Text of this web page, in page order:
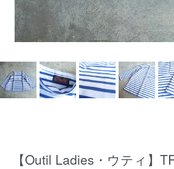
【Outil Ladies・ウティ】